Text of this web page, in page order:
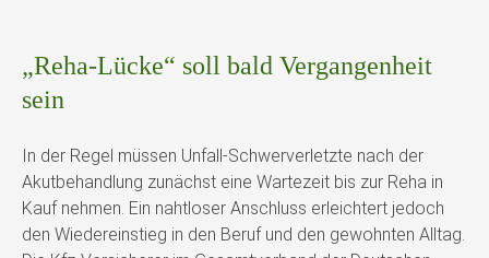
„Reha-Lücke“ soll bald Vergangenheit
sein
In der Regel müssen Unfall-Schwerverletzte nach der
Akutbehandlung zunächst eine Wartezeit bis zur Reha in
Kauf nehmen. Ein nahtloser Anschluss erleichtert jedoch
den Wiedereinstieg in den Beruf und den gewohnten Alltag.